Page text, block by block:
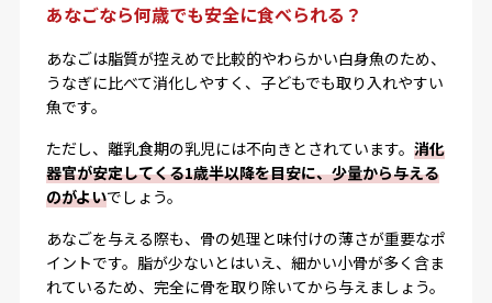
あなごなら何歳でも安全に食べられる？
あなごは脂質が控えめで比較的やわらかい白身魚のため、
うなぎに比べて消化しやすく、子どもでも取り入れやすい
魚です。
ただし、離乳食期の乳児には不向きとされています。 消化
器官が安定してくる1歳半以降を目安に、少量から与える
のがよいでしょう。
あなごを与える際も、骨の処理と味付けの薄さが重要なポ
イントです。脂が少ないとはいえ、細かい小骨が多く含ま
れているため、完全に骨を取り除いてから与えましょう。